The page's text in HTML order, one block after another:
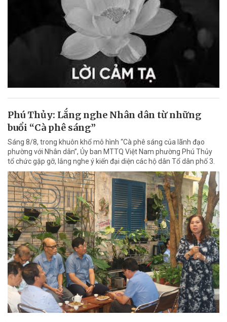
Phú Thủy: Lắng nghe Nhân dân từ những
buổi “Cà phê sáng”
Sáng 8/8, trong khuôn khổ mô hình “Cà phê sáng của lãnh đạo
phường với Nhân dân”, Ủy ban MTTQ Việt Nam phường Phú Thủy
tổ chức gặp gỡ, lắng nghe ý kiến đại diện các hộ dân Tổ dân phố 3.